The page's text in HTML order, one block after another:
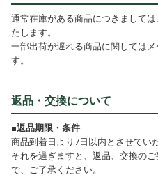
通常在庫がある商品につきまして
たします。
一部出荷が遅れる商品に関しては
す。
返品・交換について
■返品期限・条件
商品到着日より7日以内とさせてい
それを過ぎますと、返品、交換の
で、ご了承ください。